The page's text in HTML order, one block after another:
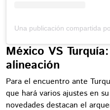
México VS
alineación
Para el encuentro ante
que hará varios ajustes en
novedades destacan el